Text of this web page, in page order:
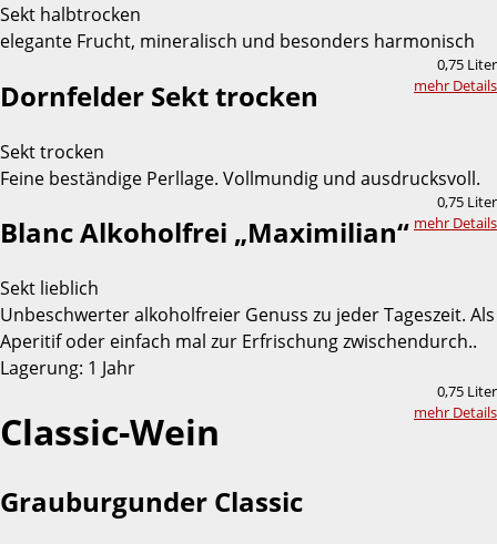
Sekt halbtrocken
elegante Frucht, mineralisch und besonders harmonisch
0,75 Liter
mehr Details
Dornfelder Sekt trocken
Sekt trocken
Feine beständige Perllage. Vollmundig und ausdrucksvoll.
0,75 Liter
mehr Details
Blanc Alkoholfrei „Maximilian“
Sekt lieblich
Unbeschwerter alkoholfreier Genuss zu jeder Tageszeit. Als
Aperitif oder einfach mal zur Erfrischung zwischendurch..
Lagerung: 1 Jahr
0,75 Liter
mehr Details
Classic-Wein
Grauburgunder Classic